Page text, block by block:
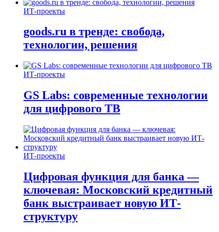
ИТ-проекты
goods.ru в тренде: свобода,
технологии, решения
ИТ-проекты
GS Labs: современные технологии
для цифрового ТВ
ИТ-проекты
Цифровая функция для банка —
ключевая: Московский кредитный
банк выстраивает новую ИТ-
структуру